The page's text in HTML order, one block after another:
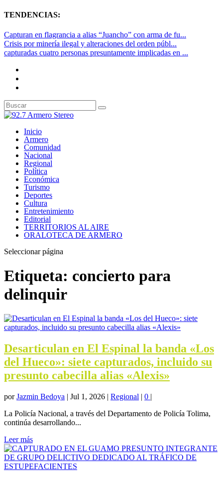
TENDENCIAS:
Capturan en flagrancia a alias “Juancho” con arma de fu...
Crisis por minería ilegal y alteraciones del orden públ...
capturadas cuatro personas presuntamente implicadas en ...
Inicio
Armero
Comunidad
Nacional
Regional
Política
Económica
Turismo
Deportes
Cultura
Entretenimiento
Editorial
TERRITORIOS AL AIRE
ORALOTECA DE ARMERO
Seleccionar página
Etiqueta: concierto para
delinquir
Desarticulan en El Espinal la banda «Los
del Hueco»: siete capturados, incluido su
presunto cabecilla alias «Alexis»
porJazmin Bedoya | Jul 1, 2026 | Regional | 0 |
La Policía Nacional, a través del Departamento de Policía Tolima,
continúa desarrollando...
Leer más